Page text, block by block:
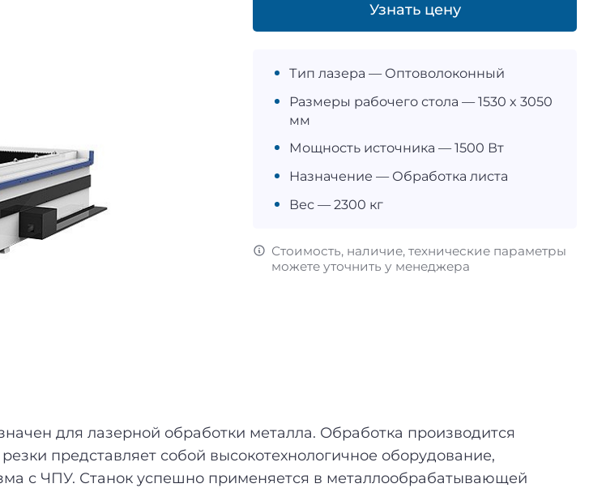
Узнать цену
Тип лазера — Оптоволоконный
Размеры рабочего стола — 1530 х 3050
мм
Мощность источника — 1500 Вт
Назначение — Обработка листа
Вес — 2300 кг
Стоимость, наличие, технические параметры
можете уточнить у менеджера
для лазерной обработки металла. Обработка производится
представляет собой высокотехнологичное оборудование,
с ЧПУ. Станок успешно применяется в металлообрабатывающей